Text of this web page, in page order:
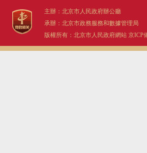
主辦：北京市人民政府辦公廳
承辦：北京市政務服務和數據管理局
版權所有：北京市人民政府網站 京ICP